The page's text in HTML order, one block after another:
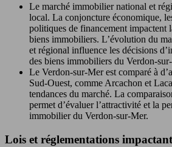
Le marché immobilier national et
local. La conjoncture économique,
politiques de financement impactent
biens immobiliers. L’évolution du
et régional influence les décisions
des biens immobiliers du Verdon-
Le Verdon-sur-Mer est comparé à
Sud-Ouest, comme Arcachon et
tendances du marché. La
permet d’évaluer l’attractivité et la
immobilier du Verdon-sur-Mer.
Lois et réglementations